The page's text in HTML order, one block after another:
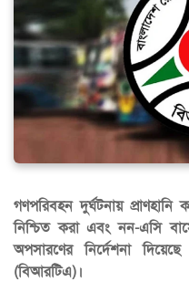
গণপরিবহন দুর্ঘটনায়
নিশ্চিত করা এবং নন-এসি
অপসারণের নির্দেশনা
(বিআরটিএ)।